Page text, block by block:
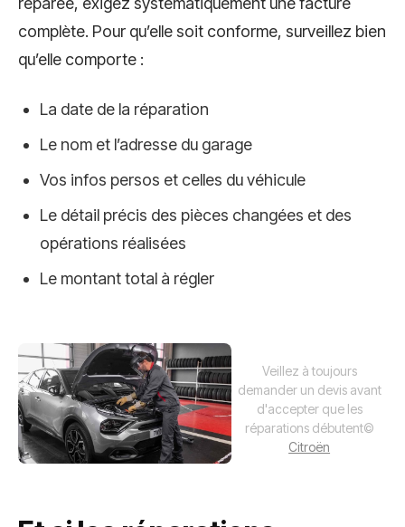
complète. Pour qu’elle soit conforme, surveillez bien
qu’elle comporte :
La date de la réparation
Le nom et l’adresse du garage
Vos infos persos et celles du véhicule
Le détail précis des pièces changées et des
opérations réalisées
Le montant total à régler
Veillez à toujours
demander un devis avant
d'accepter que les
réparations débutent©
Citroën